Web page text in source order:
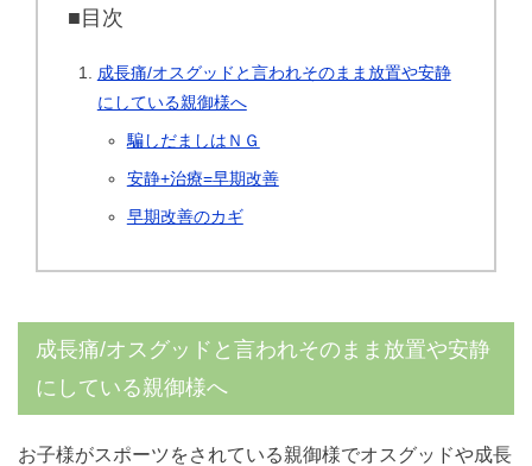
■目次
成長痛/オスグッドと言われそのまま放置や安静
にしている親御様へ
騙しだましはＮＧ
安静+治療=早期改善
早期改善のカギ
成長痛/オスグッドと言われそのまま放置や安静
にしている親御様へ
お子様がスポーツをされている親御様でオスグッドや成長